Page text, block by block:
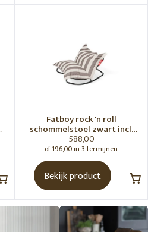
Fatboy rock 'n roll
schommelstoel zwart incl.
original Outdoor zitzak
Stripe Cacao
588,00
of 196,00 in 3 termijnen
Bekijk product